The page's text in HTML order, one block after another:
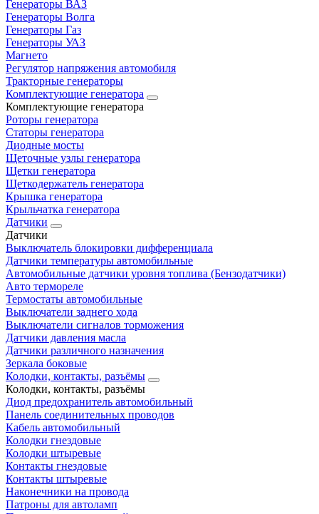
Генераторы ВАЗ
Генераторы Волга
Генераторы Газ
Генераторы УАЗ
Магнето
Регулятор напряжения автомобиля
Тракторные генераторы
Комплектующие генератора
Комплектующие генератора
Роторы генератора
Статоры генератора
Диодные мосты
Щеточные узлы генератора
Щетки генератора
Щеткодержатель генератора
Крышка генератора
Крыльчатка генератора
Датчики
Датчики
Выключатель блокировки дифференциала
Датчики температуры автомобильные
Автомобильные датчики уровня топлива (Бензодатчики)
Авто термореле
Термостаты автомобильные
Выключатели заднего хода
Выключатели сигналов торможения
Датчики давления масла
Датчики различного назначения
Зеркала боковые
Колодки, контакты, разъёмы
Колодки, контакты, разъёмы
Диод предохранитель автомобильный
Панель соединительных проводов
Кабель автомобильный
Колодки гнездовые
Колодки штыревые
Контакты гнездовые
Контакты штыревые
Наконечники на провода
Патроны для автоламп